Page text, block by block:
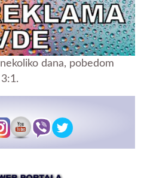
dana, pobedom